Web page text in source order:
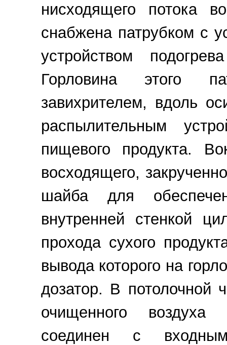
нисходящего потока
снабжена патрубком с
устройством
Горловина этого
завихрителем, вдоль
распылительным
пищевого продукта.
восходящего,
шайба для
внутренней стенкой
прохода сухого
вывода которого на
дозатор. В потолочной
очищенного воздуха
соединен с